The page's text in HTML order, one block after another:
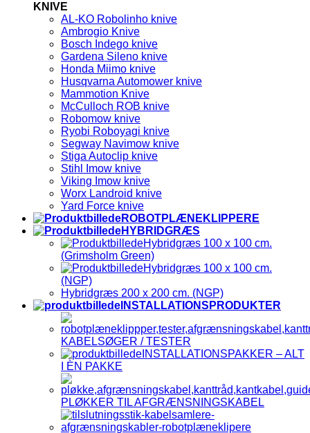
KNIVE
AL-KO Robolinho knive
Ambrogio Knive
Bosch Indego knive
Gardena Sileno knive
Honda Miimo knive
Husqvarna Automower knive
Mammotion Knive
McCulloch ROB knive
Robomow knive
Ryobi Roboyagi knive
Segway Navimow knive
Stiga Autoclip knive
Stihl Imow knive
Viking Imow knive
Worx Landroid knive
Yard Force knive
ROBOTPLÆNEKLIPPERE
HYBRIDGRÆS
Hybridgræs 100 x 100 cm.
(Grimsholm Green)
Hybridgræs 100 x 100 cm.
(NGP)
Hybridgræs 200 x 200 cm. (NGP)
INSTALLATIONSPRODUKTER
KABELSØGER / TESTER
INSTALLATIONSPAKKER – ALT
I ÈN PAKKE
PLØKKER TIL AFGRÆNSNINGSKABEL